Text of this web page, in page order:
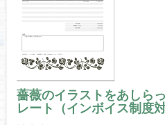
薔薇のイラストをあしら
レート（インボイス制度対